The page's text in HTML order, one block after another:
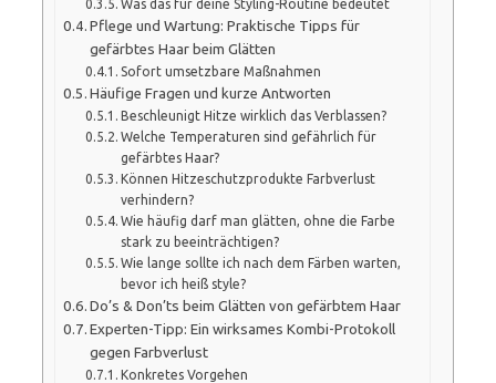
Was das für deine Styling-Routine bedeutet
Pflege und Wartung: Praktische Tipps für
gefärbtes Haar beim Glätten
Sofort umsetzbare Maßnahmen
Häufige Fragen und kurze Antworten
Beschleunigt Hitze wirklich das Verblassen?
Welche Temperaturen sind gefährlich für
gefärbtes Haar?
Können Hitzeschutzprodukte Farbverlust
verhindern?
Wie häufig darf man glätten, ohne die Farbe
stark zu beeinträchtigen?
Wie lange sollte ich nach dem Färben warten,
bevor ich heiß style?
Do’s & Don’ts beim Glätten von gefärbtem Haar
Experten-Tipp: Ein wirksames Kombi-Protokoll
gegen Farbverlust
Konkretes Vorgehen